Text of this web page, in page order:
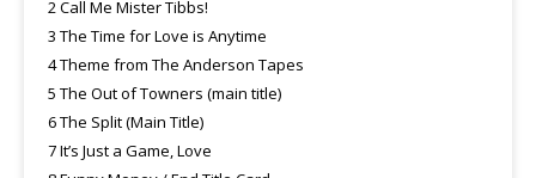
2 Call Me Mister Tibbs!
3 The Time for Love is Anytime
4 Theme from The Anderson Tapes
5 The Out of Towners (main title)
6 The Split (Main Title)
7 It’s Just a Game, Love